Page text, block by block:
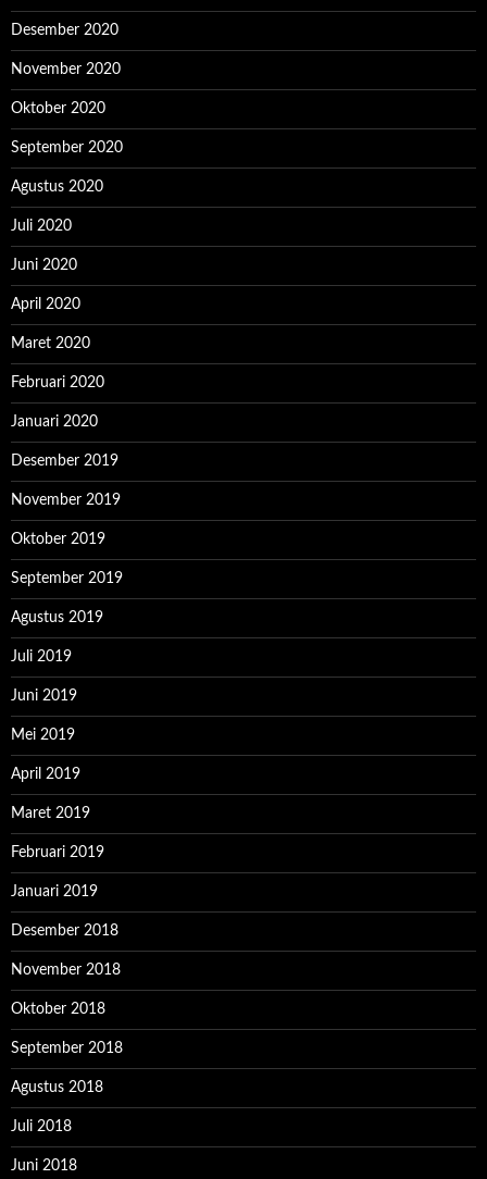
Desember 2020
November 2020
Oktober 2020
September 2020
Agustus 2020
Juli 2020
Juni 2020
April 2020
Maret 2020
Februari 2020
Januari 2020
Desember 2019
November 2019
Oktober 2019
September 2019
Agustus 2019
Juli 2019
Juni 2019
Mei 2019
April 2019
Maret 2019
Februari 2019
Januari 2019
Desember 2018
November 2018
Oktober 2018
September 2018
Agustus 2018
Juli 2018
Juni 2018